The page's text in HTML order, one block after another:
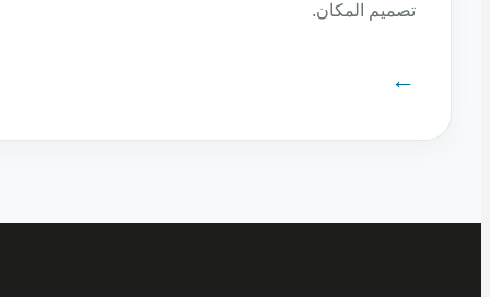
تصميم المكان.